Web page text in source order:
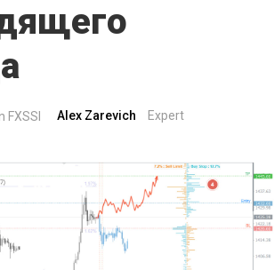
Alex Zarevich Expert